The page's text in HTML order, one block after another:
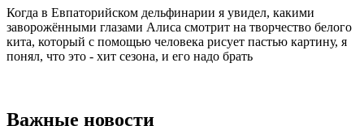
Когда в Евпаторийском дельфинарии я увидел, какими
заворожёнными глазами Алиса смотрит на творчество белого
кита, который с помощью человека рисует пастью картину, я
понял, что это - хит сезона, и его надо брать
Важные новости